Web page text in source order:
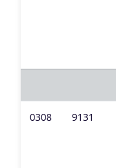
0308 9131